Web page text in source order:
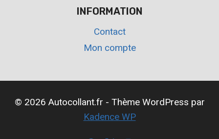
INFORMATION
Contact
Mon compte
© 2026 Autocollant.fr - Thème WordPress par
Kadence WP